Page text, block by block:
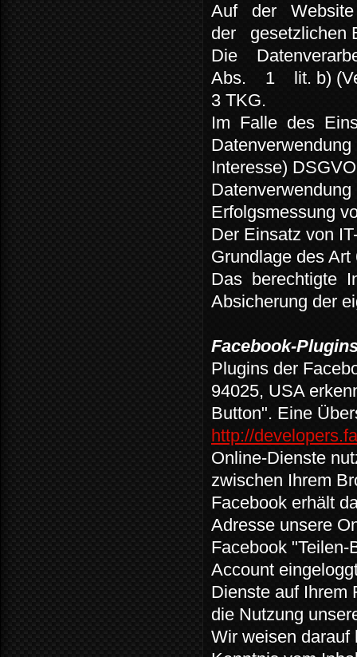
Auf
der
der
gesetzlichen
Die
Abs.
1
lit. b)
3 TKG.
Im Falle des
Datenverwendung
Interesse)
Erfolgsmessung
Der Einsatz von
Grundlage des Art
Das berechtigte
Absicherung der
Facebook-
Plugins der
94025, USA
Button". Eine
http://
Online-Dienste
zwischen Ihrem
Facebook erhält
Adresse unsere
Facebook
Account
Dienste auf Ihrem
die Nutzung
Wir weisen darauf